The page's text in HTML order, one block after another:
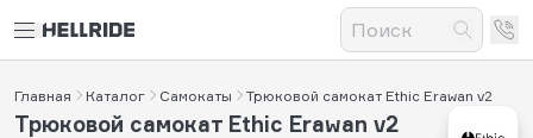
Главная Каталог Самокаты Трюковой самокат Ethic Erawan v2
Трюковой самокат Ethic Erawan v2